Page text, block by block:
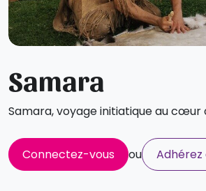
Samara
Samara, voyage initiatique au cœur
Connectez-vous ou Adhérez